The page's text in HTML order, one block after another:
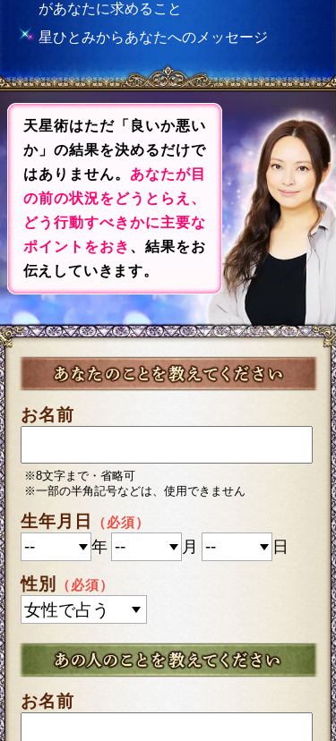
があなたに求めること
星ひとみからあなたへのメッセージ
天星術はただ「良いか悪い
か」の結果を決めるだけで
はありません。 あなたが目
の前の状況をどうとらえ、
どう行動すべきかに主要な
ポイントをおき 、結果をお
伝えしていきます。
お名前
※8文字まで・省略可
※一部の半角記号などは、使用できません
生年月日 （必須）
年 月 日
性別 （必須）
お名前